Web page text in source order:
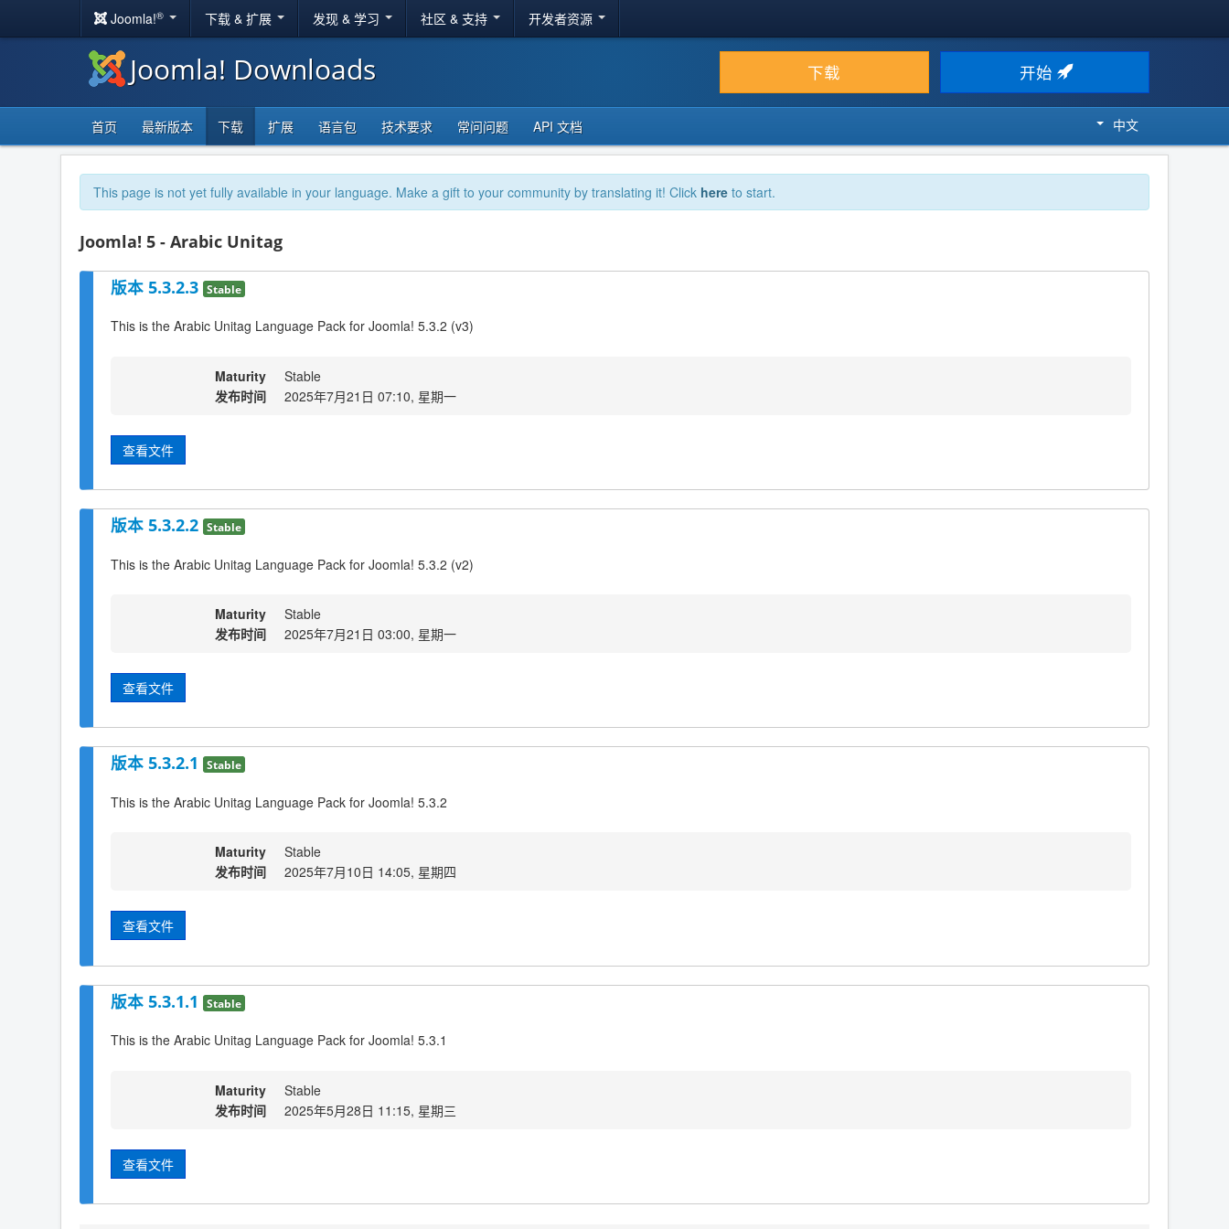
Joomla!® 下载 & 扩展 发现 & 学习 社区 & 支持 开发者资源
Joomla! Downloads 下载 开始
首页 最新版本 下载 扩展 语言包 技术要求 常问问题 API 文档 中文
This page is not yet fully available in your language. Make a gift to your community by translating it! Click here to start.
Joomla! 5 - Arabic Unitag
版本 5.3.2.3 Stable
This is the Arabic Unitag Language Pack for Joomla! 5.3.2 (v3)
Maturity
Stable
发布时间
2025年7月21日 07:10, 星期一
查看文件
版本 5.3.2.2 Stable
This is the Arabic Unitag Language Pack for Joomla! 5.3.2 (v2)
Maturity
Stable
发布时间
2025年7月21日 03:00, 星期一
查看文件
版本 5.3.2.1 Stable
This is the Arabic Unitag Language Pack for Joomla! 5.3.2
Maturity
Stable
发布时间
2025年7月10日 14:05, 星期四
查看文件
版本 5.3.1.1 Stable
This is the Arabic Unitag Language Pack for Joomla! 5.3.1
Maturity
Stable
发布时间
2025年5月28日 11:15, 星期三
查看文件